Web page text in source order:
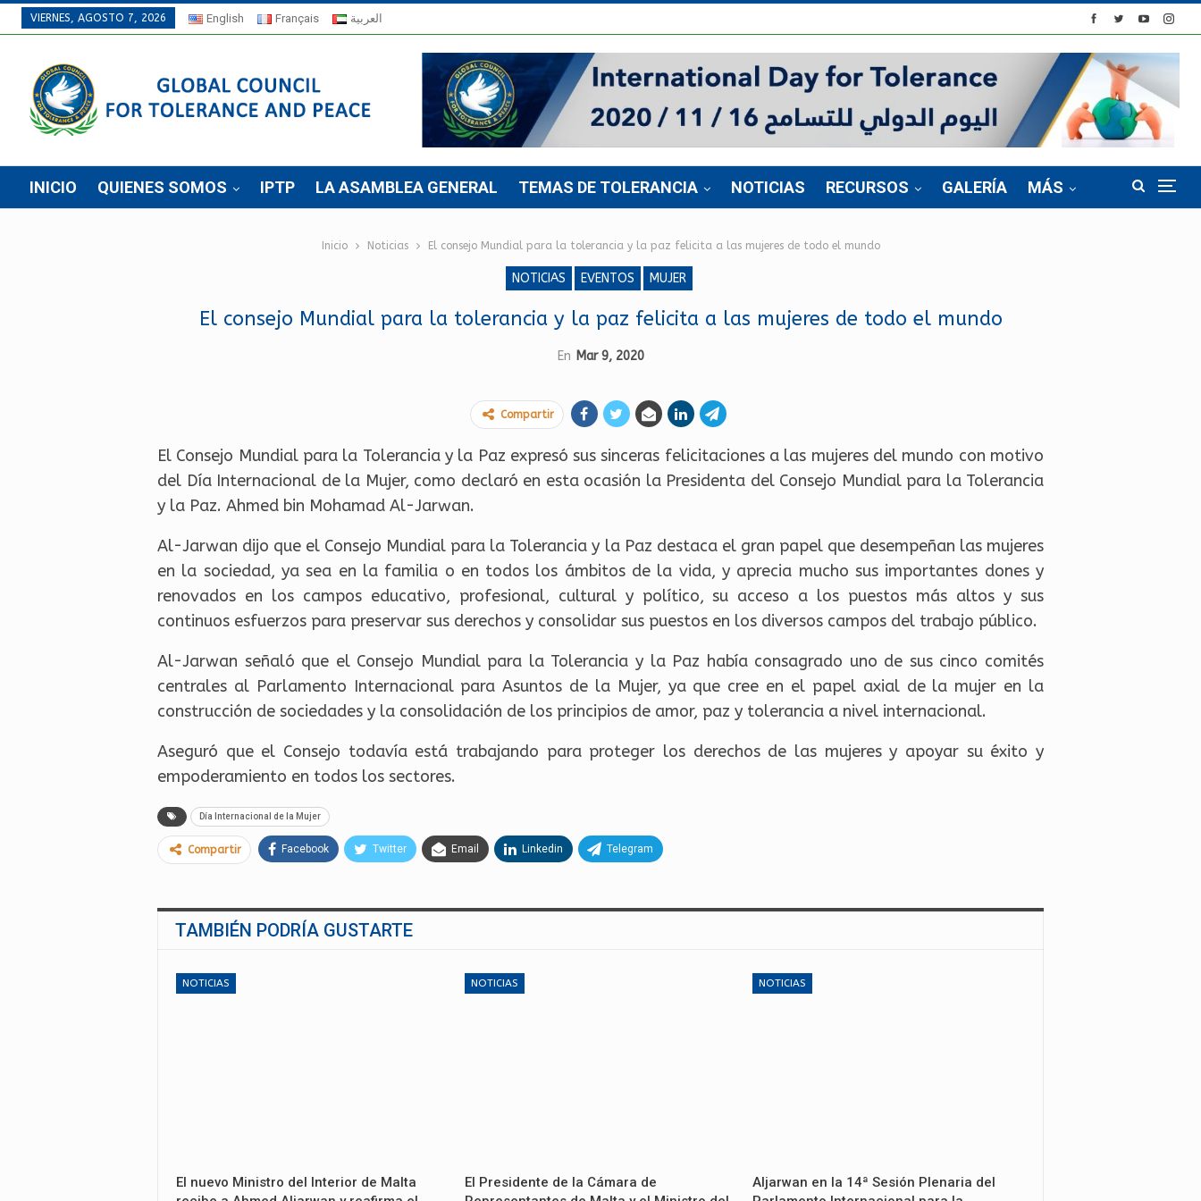
VIERNES, AGOSTO 7, 2026 English Français العربية
INICIO QUIENES SOMOS IPTP LA ASAMBLEA GENERAL TEMAS DE TOLERANCIA NOTICIAS RECURSOS GALERÍA MÁS
Inicio Noticias El consejo Mundial para la tolerancia y la paz felicita a las mujeres de todo el mundo
NOTICIAS EVENTOS MUJER
El consejo Mundial para la tolerancia y la paz felicita a las mujeres de todo el mundo
En Mar 9, 2020
Compartir
El Consejo Mundial para la Tolerancia y la Paz expresó sus sinceras felicitaciones a las mujeres del mundo con motivo
del Día Internacional de la Mujer, como declaró en esta ocasión la Presidenta del Consejo Mundial para la Tolerancia
y la Paz. Ahmed bin Mohamad Al-Jarwan.
Al-Jarwan dijo que el Consejo Mundial para la Tolerancia y la Paz destaca el gran papel que desempeñan las mujeres
en la sociedad, ya sea en la familia o en todos los ámbitos de la vida, y aprecia mucho sus importantes dones y
renovados en los campos educativo, profesional, cultural y político, su acceso a los puestos más altos y sus
continuos esfuerzos para preservar sus derechos y consolidar sus puestos en los diversos campos del trabajo público.
Al-Jarwan señaló que el Consejo Mundial para la Tolerancia y la Paz había consagrado uno de sus cinco comités
centrales al Parlamento Internacional para Asuntos de la Mujer, ya que cree en el papel axial de la mujer en la
construcción de sociedades y la consolidación de los principios de amor, paz y tolerancia a nivel internacional.
Aseguró que el Consejo todavía está trabajando para proteger los derechos de las mujeres y apoyar su éxito y
empoderamiento en todos los sectores.
Día Internacional de la Mujer
Compartir Facebook Twitter Email Linkedin Telegram
TAMBIÉN PODRÍA GUSTARTE
NOTICIAS
El nuevo Ministro del Interior de Malta
NOTICIAS
El Presidente de la Cámara de
NOTICIAS
Aljarwan en la 14ª Sesión Plenaria del